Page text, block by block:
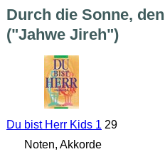
Durch die Sonne,
("Jahwe Jireh")
Du bist Herr Kids 1 29
Noten, Akkorde